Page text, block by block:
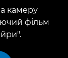
камеру
фільм